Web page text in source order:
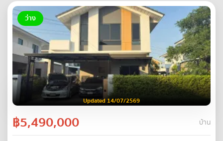
ว่าง
Updated 14/07/2569
฿5,490,000 บ้าน